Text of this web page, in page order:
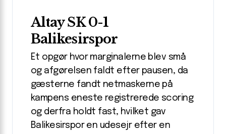
Altay SK 0-1
Balikesirspor
Et opgør hvor marginalerne blev små
og afgørelsen faldt efter pausen, da
gæsterne fandt netmaskerne på
kampens eneste registrerede scoring
og derfra holdt fast, hvilket gav
Balikesirspor en udesejr efter en